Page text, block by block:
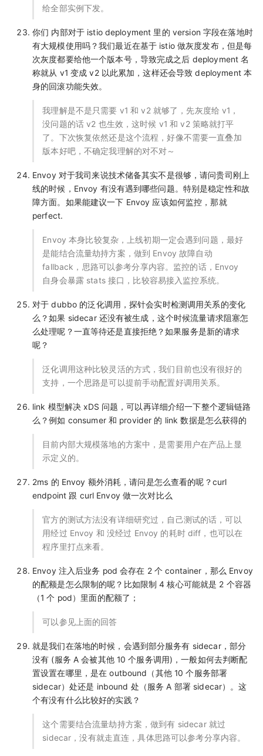
给全部实例下发。
你们 内部对于 istio deployment 里的 version 字段在落地时
有大规模使用吗？我们最近在基于 istio 做灰度发布，但是每
次灰度都要给他一个版本号，导致完成之后 deployment 名
称就从 v1 变成 v2 以此累加，这样还会导致 deployment 本
身的回滚功能失效。
我理解是不是只需要 v1 和 v2 就够了，先灰度给 v1，
没问题的话 v2 也生效，这时候 v1 和 v2 策略就打平
了。下次恢复依然还是这个流程，好像不需要一直叠加
版本好吧，不确定我理解的对不对～
Envoy 对于我司来说技术储备其实不是很够，请问贵司刚上
线的时候，Envoy 有没有遇到哪些问题。特别是稳定性和故
障方面。如果能建议一下 Envoy 应该如何监控，那就
perfect.
Envoy 本身比较复杂，上线初期一定会遇到问题，最好
是能结合流量劫持方案，做到 Envoy 故障自动
fallback，思路可以参考分享内容。监控的话，Envoy
自身会暴露 stats 接口，比较容易接入监控系统。
对于 dubbo 的泛化调用，探针会实时检测调用关系的变化
么？如果 sidecar 还没有被生成，这个时候流量请求阻塞怎
么处理呢？一直等待还是直接拒绝？如果服务是新的请求
呢？
泛化调用这种比较灵活的方式，我们目前也没有很好的
支持，一个思路是可以提前手动配置好调用关系。
link 模型解决 xDS 问题，可以再详细介绍一下整个逻辑链路
么？例如 consumer 和 provider 的 link 数据是怎么获得的
目前内部大规模落地的方案中，是需要用户在产品上显
示定义的。
2ms 的 Envoy 额外消耗，请问是怎么查看的呢？curl
endpoint 跟 curl Envoy 做一次对比么
官方的测试方法没有详细研究过，自己测试的话，可以
用经过 Envoy 和 没经过 Envoy 的耗时 diff，也可以在
程序里打点来看。
Envoy 注入后业务 pod 会存在 2 个 container，那么 Envoy
的配额是怎么限制的呢？比如限制 4 核心可能就是 2 个容器
（1 个 pod）里面的配额了；
可以参见上面的回答
就是我们在落地的时候，会遇到部分服务有 sidecar，部分
没有 (服务 A 会被其他 10 个服务调用)，一般如何去判断配
置设置在哪里，是在 outbound（其他 10 个服务部署
sidecar）处还是 inbound 处（服务 A 部署 sidecar）。这
个有没有什么比较好的实践？
这个需要结合流量劫持方案，做到有 sidecar 就过
sidecar，没有就走直连，具体思路可以参考分享内容。